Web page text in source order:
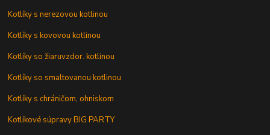
Kotlíky s nerezovou kotlinou
Kotlíky s kovovou kotlinou
Kotlíky so žiaruvzdor. kotlinou
Kotlíky so smaltovanou kotlinou
Kotlíky s chráničom, ohniskom
Kotlíkové súpravy BIG PARTY